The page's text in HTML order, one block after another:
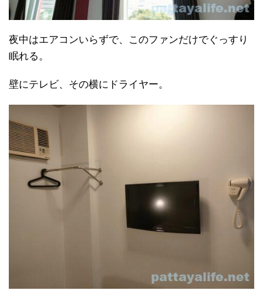
夜中はエアコンいらずで、このファンだけでぐっすり
眠れる。
壁にテレビ、その横にドライヤー。